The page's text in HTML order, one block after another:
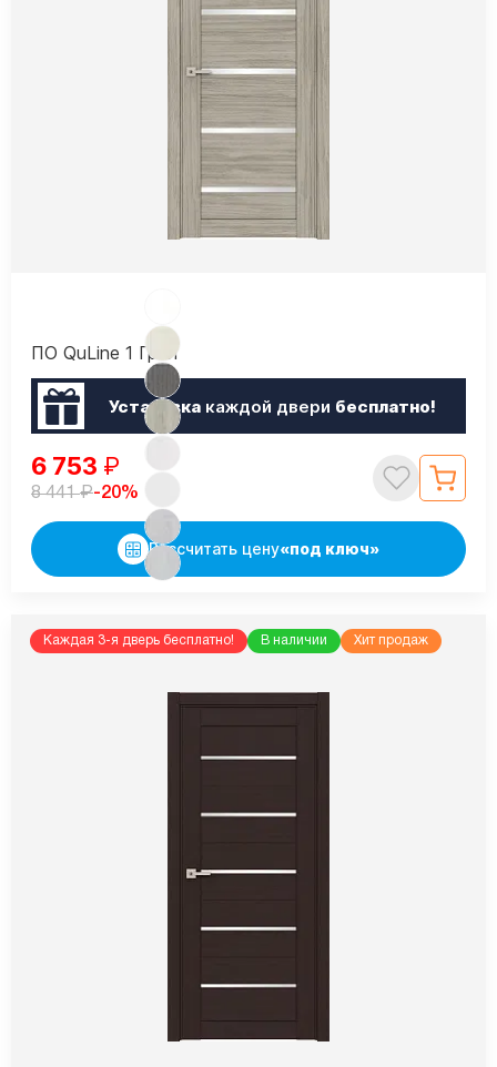
ПО QuLine 1 Грей
Установкакаждой двери бесплатно!
6 753 ₽
8 441₽-20%
Рассчитать цену«под ключ»
Каждая 3-я дверь бесплатно! В наличии Хит продаж